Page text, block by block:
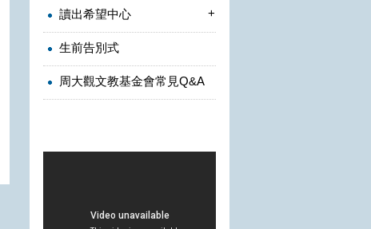
讀出希望中心 +
生前告別式
周大觀文教基金會常見Q&A